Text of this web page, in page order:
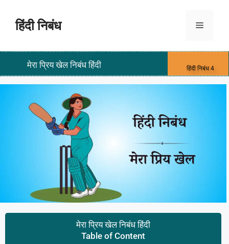
हिंदी निबंध
मेरा प्रिय खेल निबंध हिंदी हिंदी निबंध 4
मेरा प्रिय खेल निबंध हिंदी
Table of Content